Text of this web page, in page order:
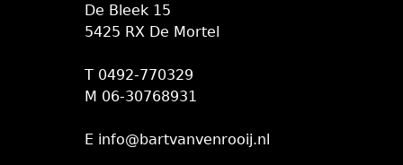
De Bleek 15
5425 RX De Mortel
T 0492-770329
M 06-30768931
E info@bartvanvenrooij.nl